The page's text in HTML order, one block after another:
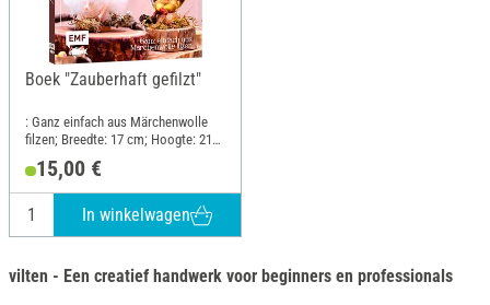
Boek "Zauberhaft gefilzt"
: Ganz einfach aus Märchenwolle
filzen; Breedte: 17 cm; Hoogte: 21
cm
15,00 €
In winkelwagen
vilten - Een creatief handwerk voor beginners en professionals